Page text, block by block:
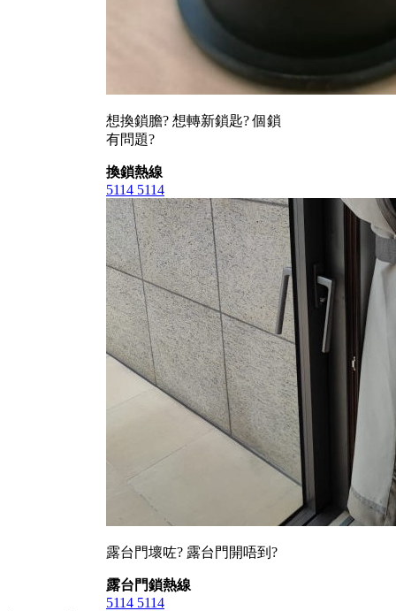
想換鎖膽? 想轉新鎖匙? 個鎖
有問題?
換鎖熱線
5114 5114
露台門壞咗? 露台門開唔到?
露台門鎖熱線
5114 5114